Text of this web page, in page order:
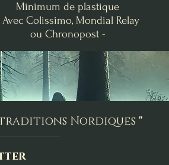
Clémentine Vanillée
Bougie de Lughnasadh
Prix
19,00 €
Ajouter au panier
Brise Fraîche
Fondants d'Intention
Purification
Poire-Freesia
Bougie Crépuscule
d'Août
Minimum de plastique
Colissimo, Mondial Relay
ou Chronopost -
Nordiques "